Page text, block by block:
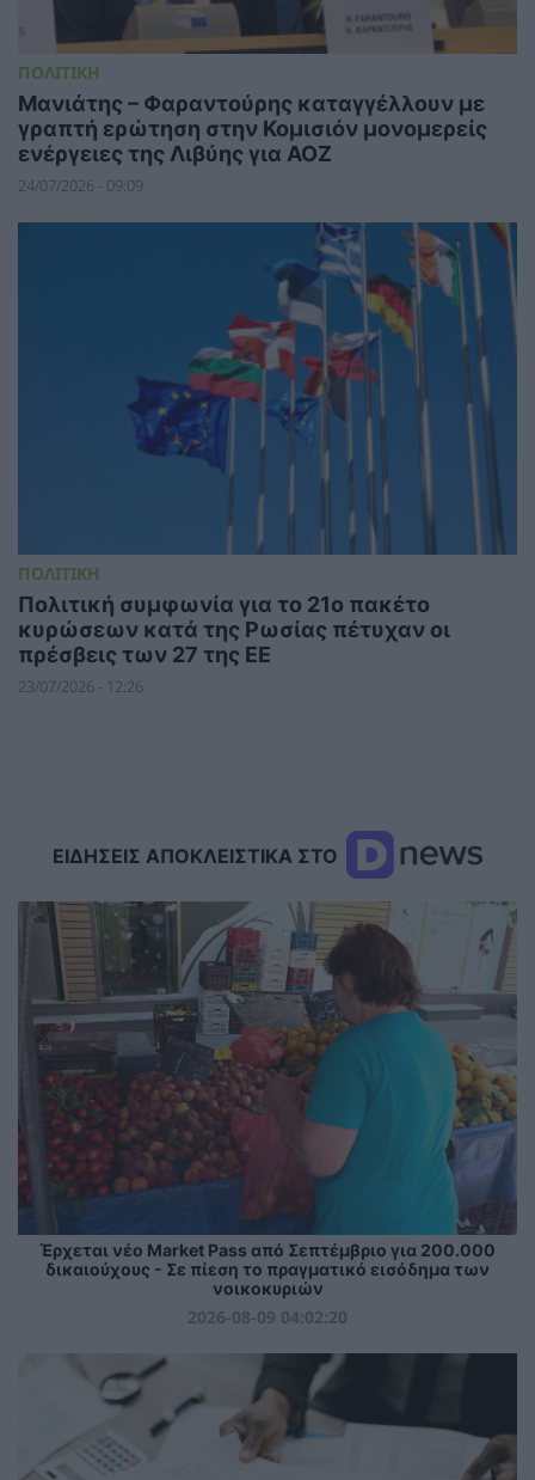
ΠΟΛΙΤΙΚΗ
Μανιάτης – Φαραντούρης καταγγέλλουν με
γραπτή ερώτηση στην Κομισιόν μονομερείς
ενέργειες της Λιβύης για ΑΟΖ
24/07/2026 - 09:09
ΠΟΛΙΤΙΚΗ
Πολιτική συμφωνία για το 21ο πακέτο
κυρώσεων κατά της Ρωσίας πέτυχαν οι
πρέσβεις των 27 της ΕΕ
23/07/2026 - 12:26
ΕΙΔΗΣΕΙΣ ΑΠΟΚΛΕΙΣΤΙΚΑ ΣΤΟ
Έρχεται νέο Market Pass από Σεπτέμβριο για 200.000
δικαιούχους - Σε πίεση το πραγματικό εισόδημα των
νοικοκυριών
2026-08-09 04:02:20